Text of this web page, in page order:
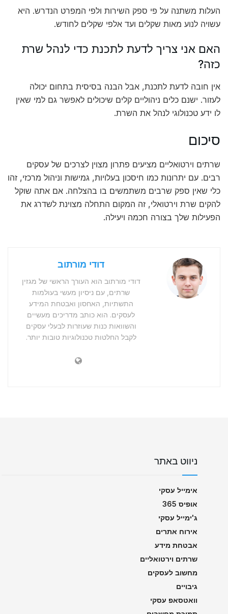
העלות משתנה על פי ספק השירות ולפי המפרט הנדרש. היא
עשויה לנוע מאות שקלים ועד אלפי שקלים לחודש.
האם אני צריך לדעת לתכנת כדי לנהל שרת
כזה?
אין חובה לדעת לתכנת, אבל הבנה בסיסית בתחום יכולה
לעזור. ישנם כלים ניהוליים קלים שיכולים לאפשר גם למי שאין
לו ידע טכנולוגי לנהל את השרת.
סיכום
שרתים וירטואליים מציעים פתרון מצוין לצרכים של עסקים
רבים. עם יתרונות כמו חיסכון בעלויות, גמישות וניהול מרכזי, זהו
כלי שאין ספק שרבים משתמשים בו בהצלחה. אם אתה שוקל
להקים שרת וירטואלי, זה המקום התחלה מצוינת לשדרג את
הפעילות שלך בצורה חכמה ויעילה.
דודי מורתוב
דודי מורתוב הוא העורך הראשי של מגזין
שרתים, עם ניסיון מעשי בעולמות
התשתיות, האחסון ואבטחת המידע
לעסקים. הוא כותב מדריכים מעשיים
והשוואות כנות שעוזרות לבעלי עסקים
לקבל החלטות טכנולוגיות טובות יותר.
ניווט באתר
אימייל עסקי
אופיס 365
ג'ימייל עסקי
אירוח אתרים
אבטחת מידע
שרתים וירטואליים
מחשוב לעסקים
גיבויים
וואטסאפ עסקי